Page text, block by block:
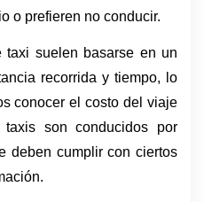
o prefieren no conducir.
taxi suelen basarse en un
recorrida y tiempo, lo
conocer el costo del viaje
son conducidos por
deben cumplir con ciertos